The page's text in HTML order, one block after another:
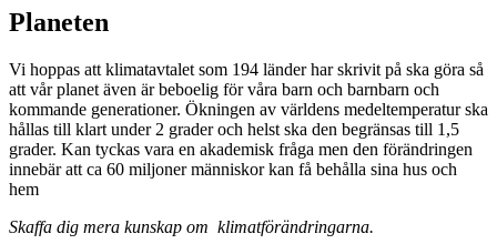
Planeten
Vi hoppas att klimatavtalet som 194 länder har skrivit på ska göra så
att vår planet även är beboelig för våra barn och barnbarn och
kommande generationer. Ökningen av världens medeltemperatur ska
hållas till klart under 2 grader och helst ska den begränsas till 1,5
grader. Kan tyckas vara en akademisk fråga men den förändringen
innebär att ca 60 miljoner människor kan få behålla sina hus och
hem
Skaffa dig mera kunskap om klimatförändringarna.